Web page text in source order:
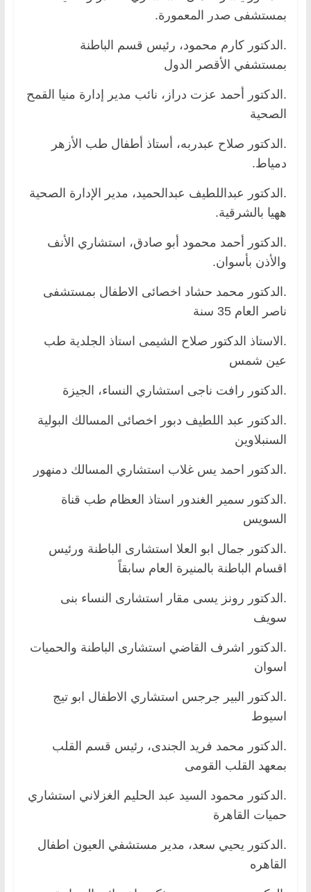
بمستشفى صدر المعمورة.
.الدكتور كارم محمود، رئيس قسم الباطنة
بمستشفي الأقصر الدول
.الدكتور أحمد عزت دراز، نائب مدير إدارة منيا القمح
الصحية
.الدكتور صلاح عبدربه، أستاذ أطفال طب الأزهر
دمياط.
.الدكتور عبداللطيف عبدالحميد، مدير الإدارة الصحية
ههيا بالشرقية.
.الدكتور أحمد محمود أبو صادق، استشاري الأنف
والأذن بأسوان.
.الدكتور محمد حشاد اخصائى الاطفال بمستشفى
ناصر العام 35 سنة
.الاستاذ الدكتور صلاح الشيمى استاذ الجلدية طب
عين شمس
.الدكتور رافت ناجى استشاري النساء، الجيزة
.الدكتور عبد اللطيف دبور اخصائى المسالك البولية
السنبلاوين
.الدكتور احمد يس غلاب استشاري المسالك دمنهور
.الدكتور سمير الغندور استاذ العظام طب قناة
السويس
.الدكتور جمال ابو العلا استشارى الباطنة ورئيس
اقسام الباطنة بالمنيرة العام سابقاً
.الدكتور رونز يسى مقار استشارى النساء بنى
سويف
.الدكتور اشرف القاضي استشارى الباطنة والحميات
اسوان
.الدكتور البير جرجس استشاري الاطفال ابو تيج
اسيوط
.الدكتور محمد فريد الجندى، رئيس قسم القلب
بمعهد القلب القومى
.الدكتور محمود السيد عبد الحليم الغزلاني استشاري
حميات القاهرة
.الدكتور يحيي سعد، مدير مستشفي العيون اطفال
القاهره